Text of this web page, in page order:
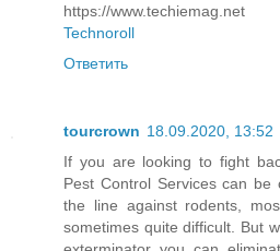
https://www.techiemag.net
Technoroll
Ответить
tourcrown 18.09.2020, 13:52
If you are looking to fight
Pest Control Services can be
the line against rodents,
sometimes quite difficult. But